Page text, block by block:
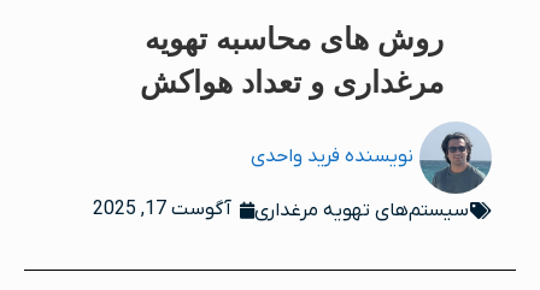
روش های محاسبه تهویه
مرغداری و تعداد هواکش
نویسنده فرید واحدی
سیستم‌های تهویه مرغداری آگوست 17, 2025